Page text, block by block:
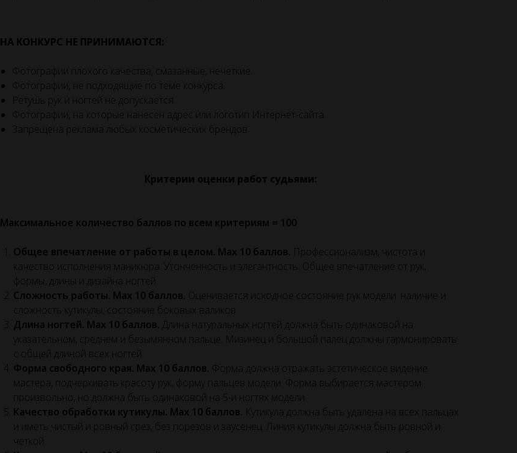
НА КОНКУРС НЕ ПРИНИМАЮТСЯ:
Фотографии плохого качества, смазанные, нечеткие.
Фотографии, не подходящие по теме конкурса.
Ретушь рук и ногтей не допускается.
Фотографии, на которые нанесен адрес или логотип Интернет-сайта.
Запрещена реклама любых косметических брендов.
Критерии оценки работ судьями:
Максимальное количество баллов по всем критериям = 100
Общее впечатление от работы в целом. Max 10 баллов.
Профессионализм, чистота и
качество исполнения маникюра. Утонченность и элегантность. Общее впечатление от рук,
формы, длины и дизайна ногтей.
Сложность работы. Max 10 баллов.
Оценивается исходное состояние рук модели: наличие и
сложность кутикулы, состояние боковых валиков.
Длина ногтей. Max 10 баллов. Длина натуральных ногтей должна быть одинаковой на
указательном, среднем и безымянном пальце. Мизинец и большой палец должны гармонировать
с общей длиной всех ногтей.
Форма свободного края. Max 10 баллов. Форма должна отражать эстетическое видение
мастера, подчеркивать красоту рук, форму пальцев модели. Форма выбирается мастером
произвольно, но должна быть одинаковой на 5-и ногтях модели.
Качество обработки кутикулы. Max 10 баллов.
Кутикула должна быть удалена на всех пальцах
и иметь чистый и ровный срез, без порезов и заусенец. Линия кутикулы должна быть ровной и
четкой.